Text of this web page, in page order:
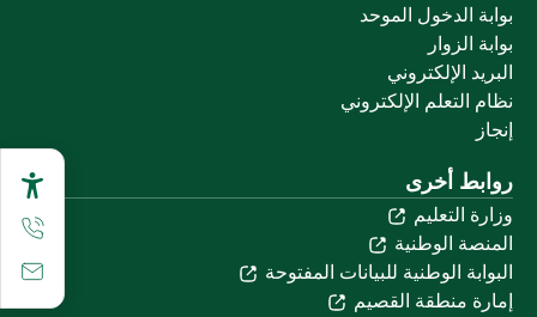
بوابة الدخول الموحد
بوابة الزوار
البريد الإلكتروني
نظام التعلم الإلكتروني
إنجاز
روابط أخرى
وزارة التعليم
المنصة الوطنية
البوابة الوطنية للبيانات المفتوحة
إمارة منطقة القصيم